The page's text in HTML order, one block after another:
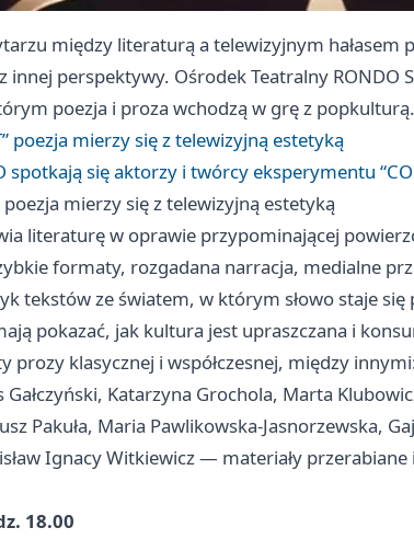
między literaturą a telewizyjnym hałasem
innej perspektywy. Ośrodek Teatralny RONDO
poezja i proza wchodzą w grę z popkulturą.
poezja mierzy się z telewizyjną estetyką
spotkają się aktorzy i twórcy eksperymentu
poezja mierzy się z telewizyjną estetyką
literaturę w oprawie przypominającej
formaty, rozgadana narracja, medialne
tekstów ze światem, w którym słowo staje
pokazać, jak kultura jest upraszczana i
prozy klasycznej i współczesnej, między
Katarzyna Grochola, Marta
Pakuła, Maria Pawlikowska-Jasnorzewska,
Ignacy Witkiewicz — materiały
18.00